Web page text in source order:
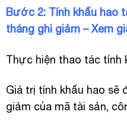
Bước 2: Tính khấu hao
tháng ghi giảm – Xem
Thực hiện thao tác tính
Giá trị tính khấu hao sẽ
giảm của mã tài sản,